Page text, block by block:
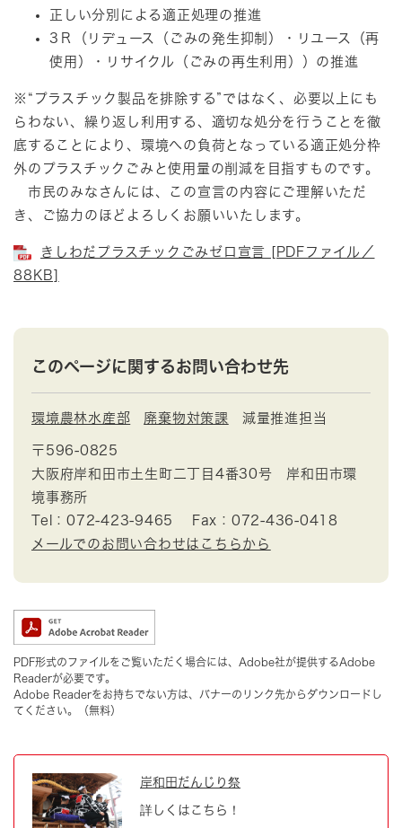
正しい分別による適正処理の推進
3Ｒ（リデュース（ごみの発生抑制）・リユース（再
使用）・リサイクル（ごみの再生利用））の推進
※“プラスチック製品を排除する”ではなく、必要以上にも
らわない、繰り返し利用する、適切な処分を行うことを徹
底することにより、環境への負荷となっている適正処分枠
外のプラスチックごみと使用量の削減を目指すものです。
市民のみなさんには、この宣言の内容にご理解いただ
き、ご協力のほどよろしくお願いいたします。
きしわだプラスチックごみゼロ宣言 [PDFファイル／
88KB]
このページに関するお問い合わせ先
環境農林水産部 廃棄物対策課 減量推進担当
〒596-0825
大阪府岸和田市土生町二丁目4番30号 岸和田市環
境事務所
Tel：072-423-9465
Fax：072-436-0418
メールでのお問い合わせはこちらから
PDF形式のファイルをご覧いただく場合には、Adobe社が提供するAdobe
Readerが必要です。
Adobe Readerをお持ちでない方は、バナーのリンク先からダウンロードし
てください。（無料）
岸和田だんじり祭
詳しくはこちら！